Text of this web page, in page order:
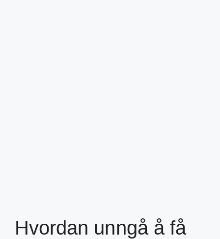
Hvordan unngå å få